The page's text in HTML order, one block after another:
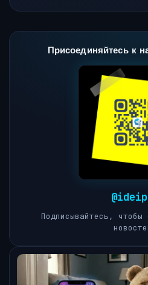
Присоединяйтесь к
Подписывайтесь,